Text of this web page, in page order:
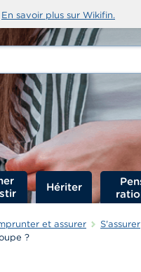
En savoir plus sur Wikifin.
Hériter
et assurer S'assurer
?